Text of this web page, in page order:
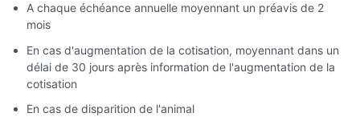
A chaque échéance annuelle moyennant un préavis de 2
mois
En cas d'augmentation de la cotisation, moyennant dans un
délai de 30 jours après information de l'augmentation de la
cotisation
En cas de disparition de l'animal